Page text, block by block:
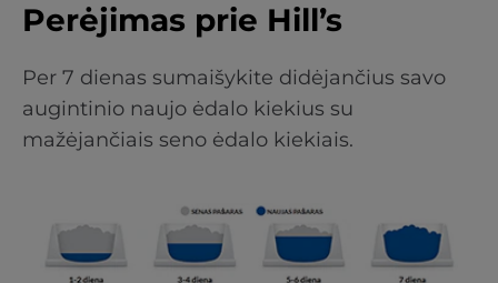
Perėjimas prie Hill’s
Per 7 dienas sumaišykite didėjančius savo
augintinio naujo ėdalo kiekius su
mažėjančiais seno ėdalo kiekiais.